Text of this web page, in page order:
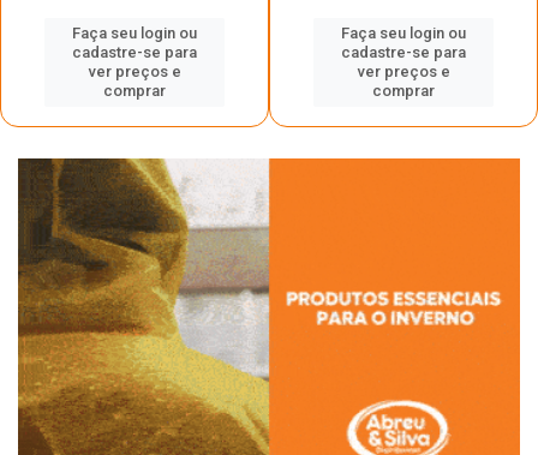
Faça seu login ou
cadastre-se para
ver preços e
comprar
Faça seu login ou
cadastre-se para
ver preços e
comprar